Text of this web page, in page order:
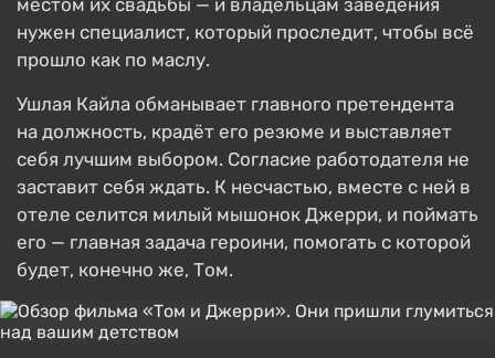
местом их свадьбы — и владельцам заведения
нужен специалист, который проследит, чтобы всё
прошло как по маслу.
Ушлая Кайла обманывает главного претендента
на должность, крадёт его резюме и выставляет
себя лучшим выбором. Согласие работодателя не
заставит себя ждать. К несчастью, вместе с ней в
отеле селится милый мышонок Джерри, и поймать
его — главная задача героини, помогать с которой
будет, конечно же, Том.